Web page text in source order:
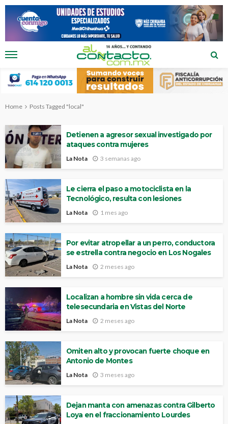
Home Posts Tagged "local"
Detienen a agresor sexual investigado por
ataques contra mujeres
La Nota 3 semanas ago
Le cierra el paso a motociclista en la
Tecnológico, resulta con lesiones
La Nota 1 mes ago
Por evitar atropellar a un perro, conductora
se estrella contra negocio en Los Nogales
La Nota 2 meses ago
Localizan a hombre sin vida cerca de
telesecundaria en Vistas del Norte
La Nota 2 meses ago
Omiten alto y provocan fuerte choque en
Antonio de Montes
La Nota 3 meses ago
Dejan manta con amenazas contra Gilberto
Loya en el fraccionamiento Lourdes